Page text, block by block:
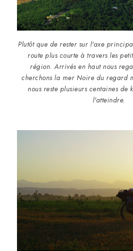
Plutôt que de rester sur l'axe
route plus courte à travers les
région. Arrivés en haut nous
cherchons la mer Noire du regard
nous reste plusieurs centaines de
l'atteindre.